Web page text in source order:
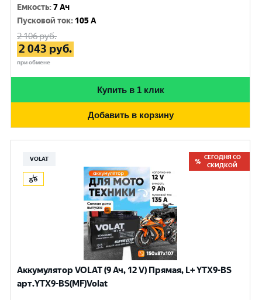
Емкость:7 Ач
Пусковой ток: 105 A
2 106руб.
2 043 руб.
при обмене
Купить в 1 клик
Добавить в корзину
VOLAT
СЕГОДНЯ СО
СКИДКОЙ
Аккумулятор VOLAT (9 Ач, 12 V) Прямая, L+ YTX9-BS
арт.YTX9-BS(MF)Volat